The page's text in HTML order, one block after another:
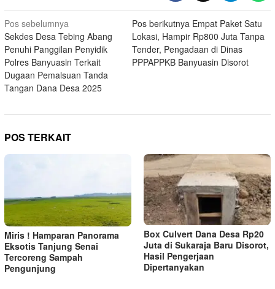
Navigasi
pos
Pos sebelumnya
Sekdes Desa Tebing Abang
Penuhi Panggilan Penyidik
Polres Banyuasin Terkait
Dugaan Pemalsuan Tanda
Tangan Dana Desa 2025
Pos berikutnya Empat Paket Satu
Lokasi, Hampir Rp800 Juta Tanpa
Tender, Pengadaan di Dinas
PPPAPPKB Banyuasin Disorot
POS TERKAIT
Miris ! Hamparan Panorama
Eksotis Tanjung Senai
Tercoreng Sampah
Pengunjung
Box Culvert Dana Desa Rp20
Juta di Sukaraja Baru Disorot,
Hasil Pengerjaan
Dipertanyakan